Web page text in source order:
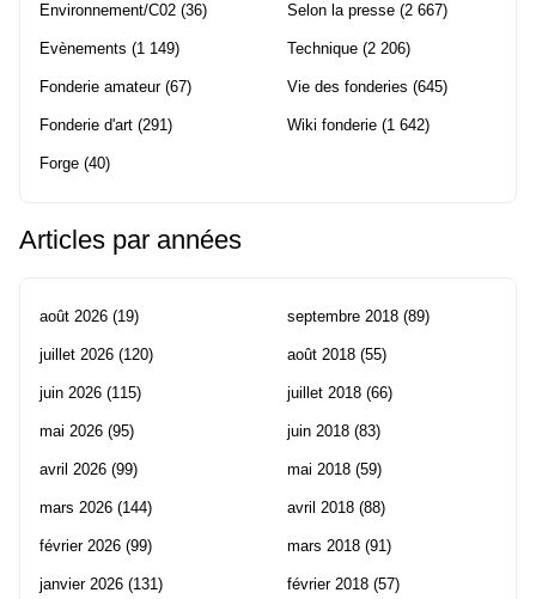
Environnement/C02 (36)
Evènements (1 149)
Fonderie amateur(67)
Fonderie d'art (291)
Forge (40)
Selon la presse (2 667)
Technique (2 206)
Vie des fonderies (645)
Wiki fonderie (1 642)
Articles par années
août 2026 (19)
juillet 2026 (120)
juin 2026 (115)
mai 2026 (95)
avril 2026 (99)
mars 2026 (144)
février 2026 (99)
janvier 2026 (131)
septembre 2018 (89)
août 2018 (55)
juillet 2018 (66)
juin 2018 (83)
mai 2018 (59)
avril 2018 (88)
mars 2018 (91)
février 2018 (57)